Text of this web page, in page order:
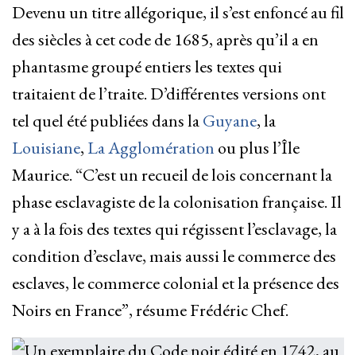
Devenu un titre allégorique, il s’est enfoncé au fil
des siècles à cet code de 1685, après qu’il a en
phantasme groupé entiers les textes qui
traitaient de l’traite. D’différentes versions ont
tel quel été publiées dans laGuyane, la
Louisiane, La Agglomération ou plus l’Île
Maurice. “C’est un recueil de lois concernant la
phase esclavagiste de la colonisation française. Il
y a à la fois des textes qui régissent l’esclavage, la
condition d’esclave, mais aussi le commerce des
esclaves, le commerce colonial et la présence des
Noirs en France”, résume Frédéric Chef.